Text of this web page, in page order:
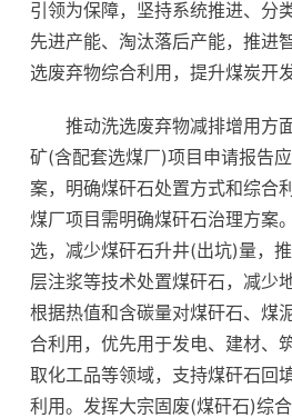
引领为保障，坚持系统推进、分
先进产能、淘汰落后产能，推进
选废弃物综合利用，提升煤炭开
推动洗选废弃物减排增用方
矿(含配套选煤厂)项目申请报告
案，明确煤矸石处置方式和综合
煤厂项目需明确煤矸石治理方案
选，减少煤矸石升井(出坑)量，
层注浆等技术处置煤矸石，减少
根据热值和含碳量对煤矸石、煤
合利用，优先用于发电、建材、
取化工品等领域，支持煤矸石回
利用。发挥大宗固废(煤矸石)综